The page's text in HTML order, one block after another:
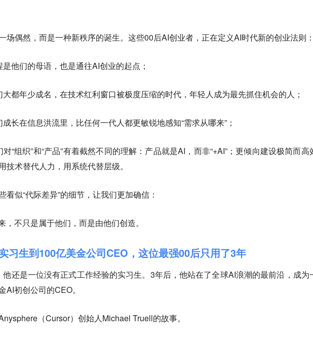
场偶然，而是一种新秩序的诞生。这些00后AI创业者，正在定义AI时代新的创业法则：
是他们的母语，也是通往AI创业的起点；
大都年少成名，在技术红利窗口被极度压缩的时代，年轻人成为最先抓住机会的人；
长在信息洪流里，比任何一代人都更敏锐地感知“需求从哪来”；
“组织”和“产品”有着截然不同的理解：产品就是AI，而非“+AI”；更倾向建设极简而高
技术替代人力，用系统代替层级。
看似“代际差异”的细节，让我们更加确信：
，不只是属于他们，而是由他们创造。
习生到100亿美金公司CEO，这位最强00后只用了3年
他还是一位没有正式工作经验的实习生。3年后，他站在了全球AI浪潮的最前沿，成为
AI初创公司的CEO。
（Cursor）创始人Michael Truell的故事。